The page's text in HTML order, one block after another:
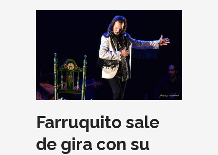
Farruquito sale
de gira con su